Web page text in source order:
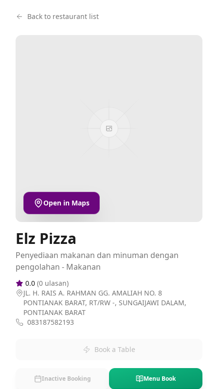
Back to restaurant list
Open in Maps
Elz Pizza
Penyediaan makanan dan minuman dengan
pengolahan - Makanan
0.0 (0 ulasan)
JL. H. RAIS A. RAHMAN GG. AMALIAH NO. 8
PONTIANAK BARAT, RT/RW -, SUNGAIJAWI DALAM,
PONTIANAK BARAT
083187582193
Book a Table
Inactive Booking Menu Book